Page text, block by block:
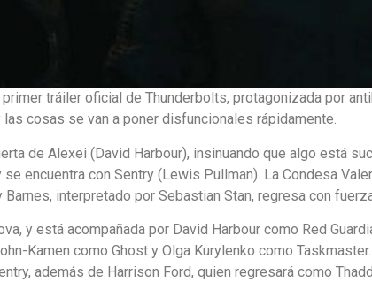
tráiler oficial de Thunderbolts, protagonizada por
cosas se van a poner disfuncionales rápidamente.
de Alexei (David Harbour), insinuando que algo está
encuentra con Sentry (Lewis Pullman). La Condesa
interpretado por Sebastian Stan, regresa con
y está acompañada por David Harbour como Red
Kamen como Ghost y Olga Kurylenko como
además de Harrison Ford, quien regresará como